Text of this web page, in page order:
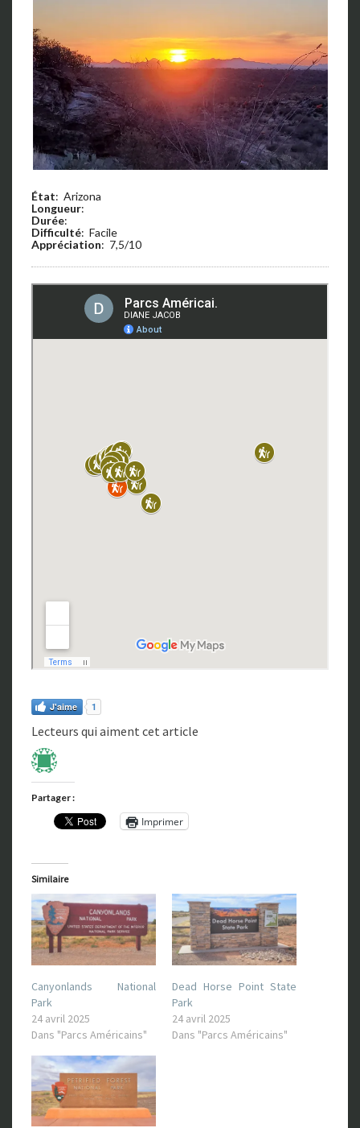
État: Arizona
Longueur:
Durée:
Difficulté: Facile
Appréciation: 7,5/10
J'aime 1
Lecteurs qui aiment cet article
Partager :
Imprimer
Similaire
Canyonlands National
Park
24 avril 2025
Dans "Parcs Américains"
Dead Horse Point State
Park
24 avril 2025
Dans "Parcs Américains"